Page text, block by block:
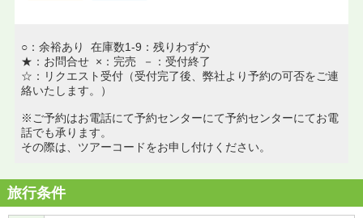
○：余裕あり 在庫数1-9：残りわずか
★：お問合せ ×：完売 －：受付終了
☆：リクエスト受付（受付完了後、弊社より予約の可否をご連
絡いたします。）
※ご予約はお電話にて予約センターにて予約センターにてお電
話でも承ります。
その際は、ツアーコードをお申し付けください。
旅行条件